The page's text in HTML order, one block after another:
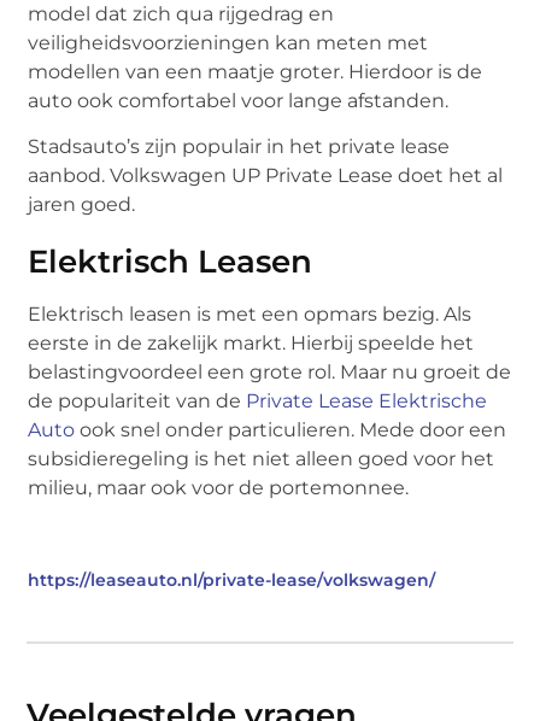
model dat zich qua rijgedrag en
veiligheidsvoorzieningen kan meten met
modellen van een maatje groter. Hierdoor is de
auto ook comfortabel voor lange afstanden.
Stadsauto’s zijn populair in het private lease
aanbod.Volkswagen UP Private Leasedoet het al
jaren goed.
Elektrisch Leasen
Elektrisch leasen is met een opmars bezig. Als
eerste in de zakelijk markt. Hierbij speelde het
belastingvoordeel een grote rol. Maar nu groeit de
de populariteit van de Private Lease Elektrische
Auto ook snel onder particulieren. Mede door een
subsidieregeling is het niet alleen goed voor het
milieu, maar ook voor de portemonnee.
https://leaseauto.nl/private-lease/volkswagen/